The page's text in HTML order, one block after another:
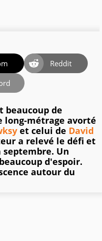
Reddit
beaucoup de
métrage avorté
et celui de David
a relevé le défi et
septembre. Un
d'espoir.
autour du